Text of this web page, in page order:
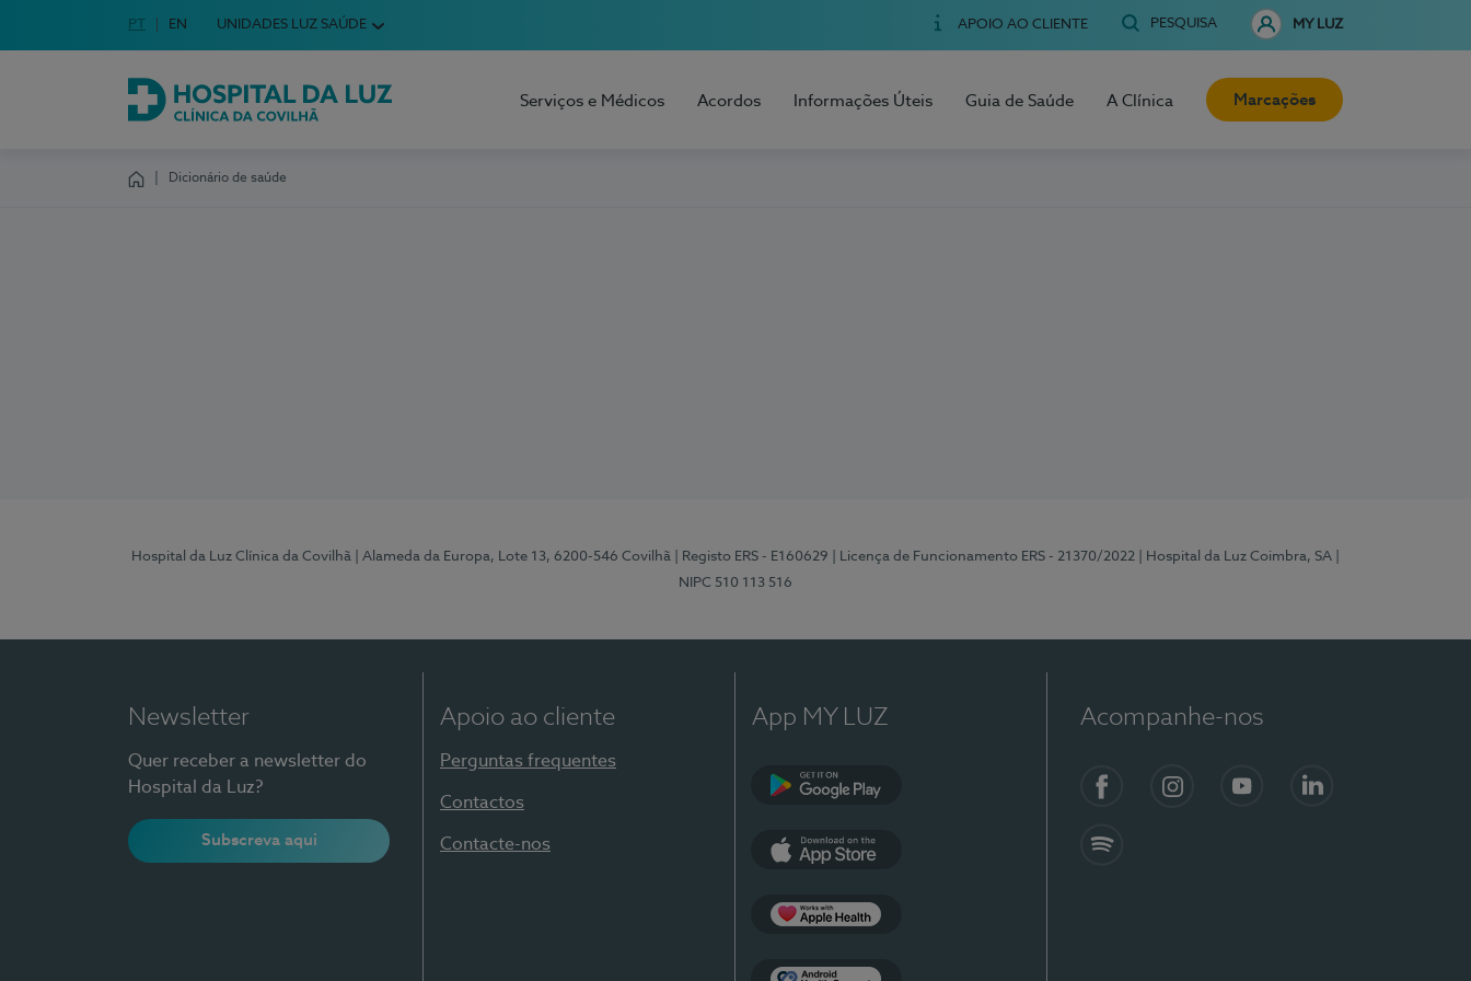
Escolha o seu idioma
Idioma em Português
PT English Language
EN UNIDADES LUZ SAÚDE APOIO AO CLIENTE PESQUISA MY LUZ
Hospital da Luz Clínica da Covilhã
Serviços e Médicos Acordos Informações Úteis Guia de Saúde A Clínica Marcações
Dicionário de saúde
Hospital da Luz Clínica da Covilhã | Alameda da Europa, Lote 13, 6200-546 Covilhã | Registo ERS - E160629 | Licença de Funcionamento ERS - 21370/2022 | Hospital da Luz Coimbra, SA
NIPC 510 113 516
Newsletter
Quer receber a newsletter do
Hospital da Luz?
Subscreva aqui
Apoio ao cliente
Perguntas frequentes
Contactos
Contacte-nos
App MY LUZ Acompanhe-nos